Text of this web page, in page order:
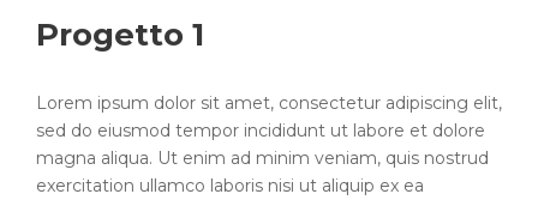
Progetto 1
Lorem ipsum dolor sit amet, consectetur adipiscing elit,
sed do eiusmod tempor incididunt ut labore et dolore
magna aliqua. Ut enim ad minim veniam, quis nostrud
exercitation ullamco laboris nisi ut aliquip ex ea